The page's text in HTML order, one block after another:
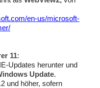
en-us/microsoft-
11:
Updates herunter und
Update.
und höher, sofern